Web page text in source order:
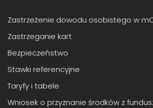
Zastrzeżenie dowodu osobistego w
Zastrzeganie kart
Bezpieczeństwo
Stawki referencyjne
Taryfy i tabele
Wniosek o przyznanie środków z